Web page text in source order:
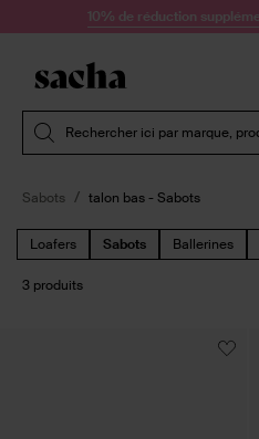
Passer au contenu
10% de réduction
Rechercher ici par marque,
Sabots talon bas - Sabots
Loafers Sabots Ballerines
3 produits